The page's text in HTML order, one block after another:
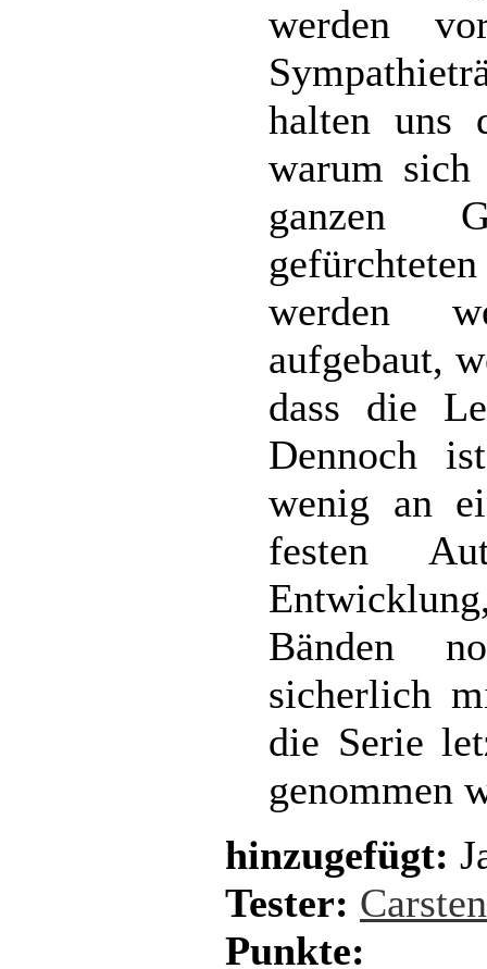
werden
halten uns
warum
ganzen
werden
aufgebaut,
dass die
Dennoch
wenig an
festen
Bänden
sicherlich
die Serie
genommen
hinzugefügt:
Tester:
Punkte: